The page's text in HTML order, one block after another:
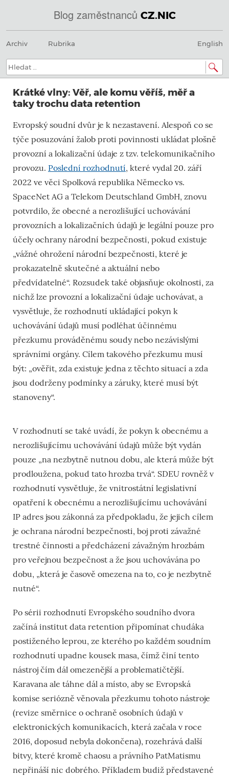
Blog zaměstnanců CZ.NIC
@
IN
SOA
domény.dns.enum.mojeid.internet.
nic.cz.
Menu
na
Archiv Rubrika English
Hledat:
Krátké vlny: Věř, ale komu věříš, měř a
taky trochu data retention
Evropský soudní dvůr je k nezastavení. Alespoň co se
týče posuzování žalob proti povinnosti ukládat plošně
provozní a lokalizační údaje z tzv. telekomunikačního
provozu. Poslední rozhodnutí, které vydal 20. září
2022 ve věci Spolková republika Německo vs.
SpaceNet AG a Telekom Deutschland GmbH, znovu
potvrdilo, že obecné a nerozlišující uchovávání
provozních a lokalizačních údajů je legální pouze pro
účely ochrany národní bezpečnosti, pokud existuje
„vážné ohrožení národní bezpečnosti, které je
prokazatelně skutečné a aktuální nebo
předvídatelné“. Rozsudek také objasňuje okolnosti, za
nichž lze provozní a lokalizační údaje uchovávat, a
vysvětluje, že rozhodnutí ukládající pokyn k
uchovávání údajů musí podléhat účinnému
přezkumu prováděnému soudy nebo nezávislými
správními orgány. Cílem takového přezkumu musí
být: „ověřit, zda existuje jedna z těchto situací a zda
jsou dodrženy podmínky a záruky, které musí být
stanoveny“.
V rozhodnutí se také uvádí, že pokyn k obecnému a
nerozlišujícímu uchovávání údajů může být vydán
pouze „na nezbytně nutnou dobu, ale která může být
prodloužena, pokud tato hrozba trvá“. SDEU rovněž v
rozhodnutí vysvětluje, že vnitrostátní legislativní
opatření k obecnému a nerozlišujícímu uchovávání
IP adres jsou zákonná za předpokladu, že jejich cílem
je ochrana národní bezpečnosti, boj proti závažné
trestné činnosti a předcházení závažným hrozbám
pro veřejnou bezpečnost a že jsou uchovávána po
dobu, „která je časově omezena na to, co je nezbytně
nutné“.
Po sérii rozhodnutí Evropského soudního dvora
začíná institut data retention připomínat chudáka
postiženého leprou, ze kterého po každém soudním
rozhodnutí upadne kousek masa, čímž činí tento
nástroj čím dál omezenější a problematičtější.
Karavana ale táhne dál a místo, aby se Evropská
komise seriózně věnovala přezkumu tohoto nástroje
(revize směrnice o ochraně osobních údajů v
elektronických komunikacích, která začala v roce
2016, doposud nebyla dokončena), rozehrává další
bitvy, které kromě chaosu a právního PatMatismu
nepřináší nic dobrého. Příkladem budiž představené